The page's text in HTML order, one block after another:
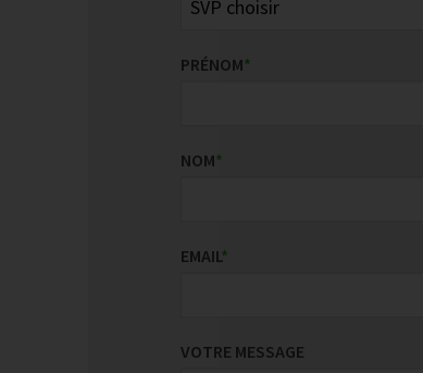
PRÉNOM*
NOM*
EMAIL*
VOTRE MESSAGE